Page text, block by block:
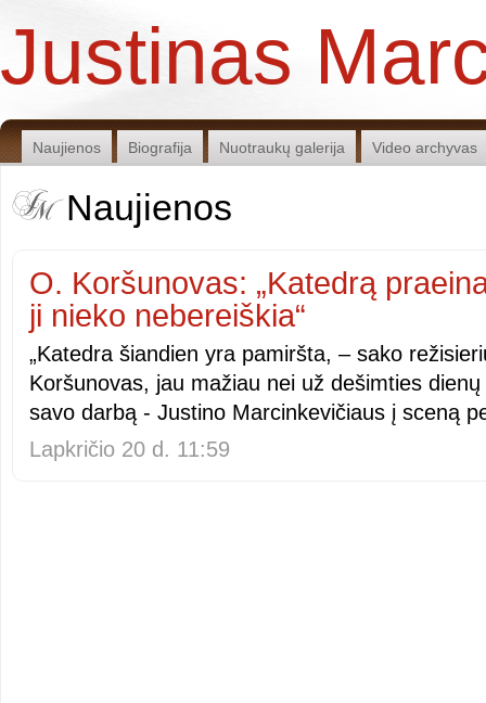
Justinas
Naujienos Biografija Nuotraukų galerija Video archyvas
Naujienos
O. Koršunovas: „Katedrą
ji nieko nebereiškia“
„Katedra šiandien yra pamiršta, – sako
Koršunovas, jau mažiau nei už dešimties
savo darbą - Justino Marcinkevičiaus į sceną
Lapkričio 20 d. 11:59